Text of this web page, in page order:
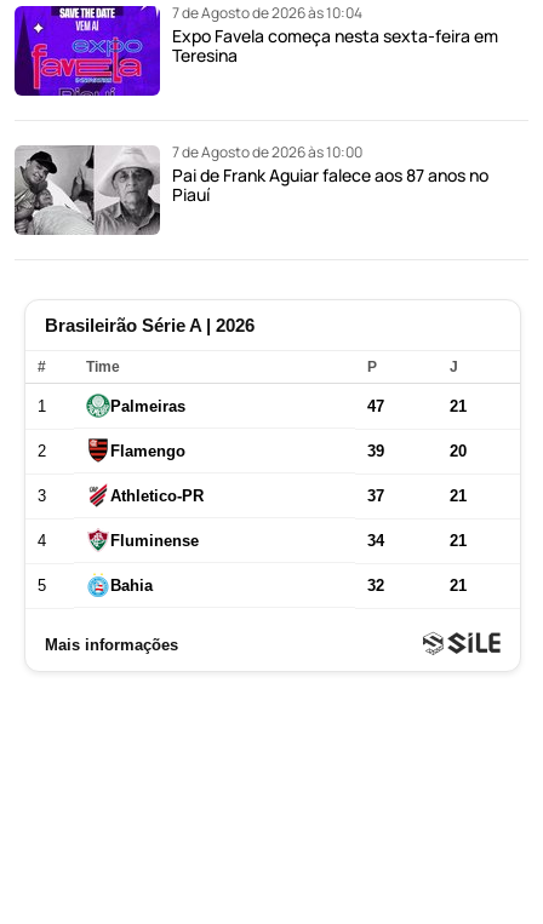
7 de Agosto de 2026 às 10:04
Expo Favela começa nesta sexta-feira em
Teresina
7 de Agosto de 2026 às 10:00
Pai de Frank Aguiar falece aos 87 anos no
Piauí